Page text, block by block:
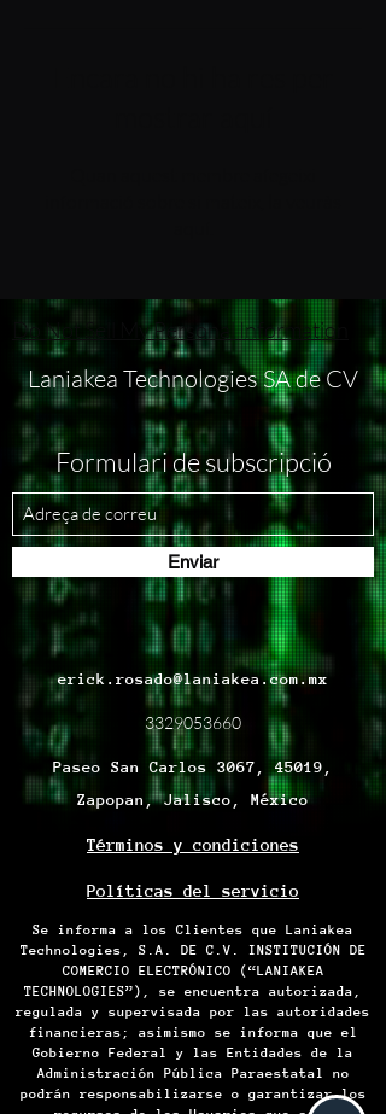
Do Not Sell My Personal Information
Laniakea Technologies SA de CV
Formulari de subscripció
Enviar
erick.rosado@laniakea.com.mx
3329053660
Paseo San Carlos 3067, 45019,
Zapopan, Jalisco, México
Términos y condiciones
Políticas del servicio
Se informa a los Clientes que Laniakea
Technologies, S.A. DE C.V. INSTITUCIÓN DE
COMERCIO ELECTRÓNICO (“LANIAKEA
TECHNOLOGIES”), se encuentra autorizada,
regulada y supervisada por las autoridades
financieras; asimismo se informa que el
Gobierno Federal y las Entidades de la
Administración Pública Paraestatal no
podrán responsabilizarse o garantizar los